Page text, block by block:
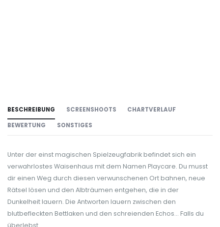
BESCHREIBUNG SCREENSHOOTS CHARTVERLAUF
BEWERTUNG SONSTIGES
Unter der einst magischen Spielzeugfabrik befindet sich ein
verwahrlostes Waisenhaus mit dem Namen Playcare. Du musst
dir einen Weg durch diesen verwunschenen Ort bahnen, neue
Rätsel lösen und den Albträumen entgehen, die in der
Dunkelheit lauern. Die Antworten lauern zwischen den
blutbefleckten Bettlaken und den schreienden Echos... Falls du
überlebst.